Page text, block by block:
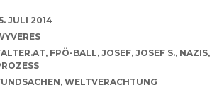
JULI 2014
, FPÖ-BALL, JOSEF, JOSEF S., NAZIS,
, WELTVERACHTUNG